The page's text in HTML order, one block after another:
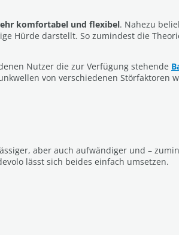
komfortabel und flexibel. Nahezu
Hürde darstellt. So zumindest die
Nutzer die zur Verfügung stehende
von verschiedenen Störfaktoren
aber auch aufwändiger und –
lässt sich beides einfach umsetzen.